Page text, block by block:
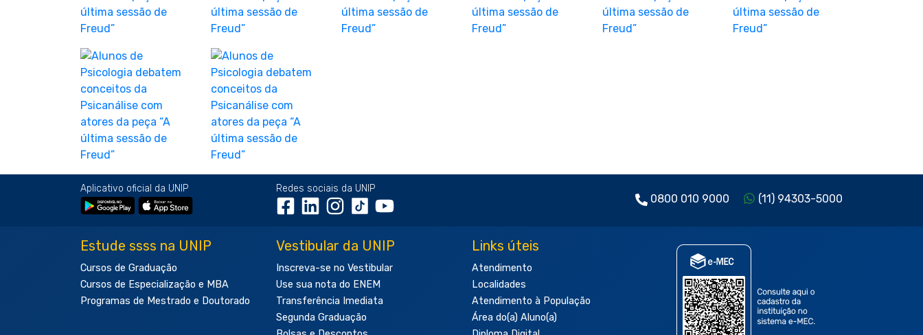
Aplicativo oficial da UNIP Redes sociais da UNIP
0800 010 9000 (11) 94303-5000
Estude ssss na UNIP
Cursos de Graduação
Cursos de Especialização e MBA
Programas de Mestrado e Doutorado
Vestibular da UNIP
Inscreva-se no Vestibular
Use sua nota do ENEM
Transferência Imediata
Segunda Graduação
Links úteis
Atendimento
Localidades
Atendimento à População
Área do(a) Aluno(a)